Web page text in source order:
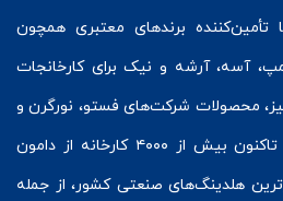
برندهای معتبری همچون
آسه، آرشه و نیک برای کارخانجات
محصولات شرکت‌های فستو، نورگرن و
را توزیع می‌کنیم. تاکنون بیش از ۴۰۰۰ کارخانه از دامون
هلدینگ‌های صنعتی کشور، از جمله